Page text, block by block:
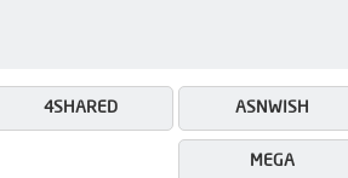
ASNWISH
4SHARED
MEGA